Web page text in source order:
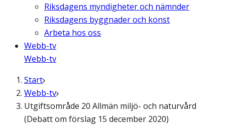
Riksdagens myndigheter och nämnder
Riksdagens byggnader och konst
Arbeta hos oss
Webb-tv
Webb-tv
Start
Webb-tv
Utgiftsområde 20 Allmän miljö- och naturvård
(Debatt om förslag 15 december 2020)